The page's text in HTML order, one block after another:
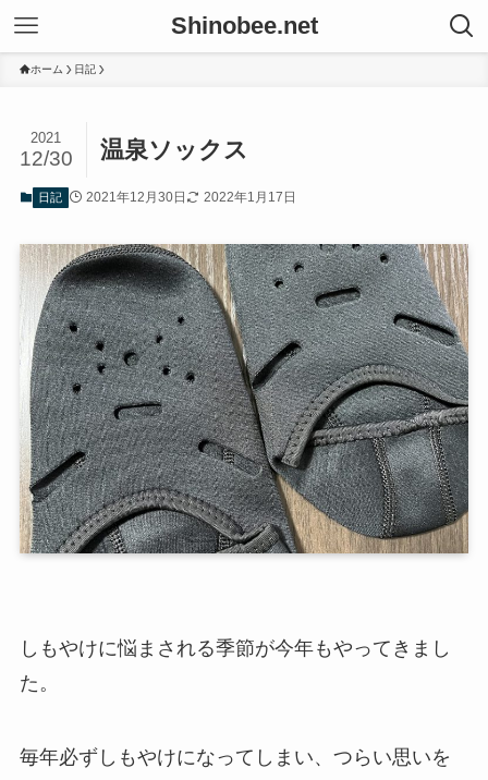
Shinobee.net
ホーム 日記
温泉ソックス
2021
12/30
日記 2021年12月30日 2022年1月17日
しもやけに悩まされる季節が今年もやってきまし
た。
毎年必ずしもやけになってしまい、つらい思いを